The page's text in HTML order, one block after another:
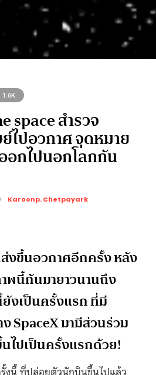
1.6K
space สำรวจ
ไปอวกาศ จุดหมาย
อกไปนอกโลกกัน
Karoonp. Chetpayark
ขึ้นอวกาศอีกครั้ง หลัง
พนี้กันมายาวนานถึง
งเป็นครั้งแรก ที่มี
SpaceX มามีส่วนร่วม
ไปเป็นครั้งแรกด้วย!
งนี้ ที่ปล่อยตัวนักบินขึ้นไปแล้ว